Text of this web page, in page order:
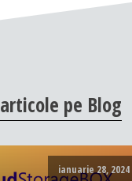
articole pe Blog
ianuarie 28, 2024